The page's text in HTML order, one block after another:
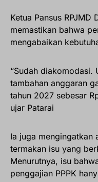
Ketua Pansus RPJMD
memastikan bahwa
mengabaikan
“Sudah diakomodasi.
tambahan anggaran
tahun 2027 sebesar
ujar Patarai
Ia juga mengingatkan
termakan isu yang
Menurutnya, isu
penggajian PPPK